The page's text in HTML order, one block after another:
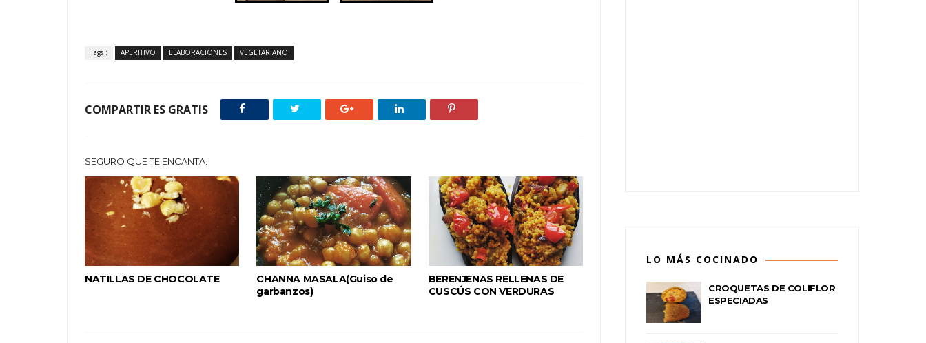
Tags : APERITIVO ELABORACIONES VEGETARIANO
COMPARTIR ES GRATIS
SEGURO QUE TE ENCANTA:
NATILLAS DE CHOCOLATE
CHANNA MASALA(Guiso de
garbanzos)
BERENJENAS RELLENAS DE
CUSCÚS CON VERDURAS
LO MÁS COCINADO
CROQUETAS DE COLIFLOR
ESPECIADAS